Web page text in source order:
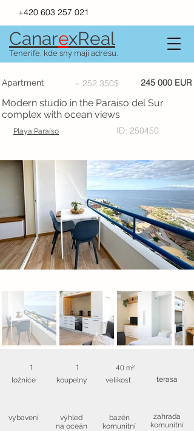
+420 603 257 021
CanarexReal
Tenerife, kde sny mají adresu.
Apartment ~ 252 350$ 245 000 EUR
Modern studio in the Paraíso del Sur
complex with ocean views
Playa Paraíso ID: 250450
1
ložnice
1
koupelny
40 m²
velikost
vybavení
výhled
na oceán
bazén
komunitní
terasa
zahrada
komunitní